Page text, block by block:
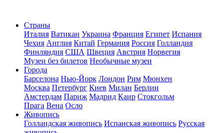
Страны
Италия Ватикан Украина Франция Египет Испания
Чехия Англия Китай Германия Россия Голландия
Финляндия США Швеция Австрия Норвегия
Музеи без билетов Необычные музеи
Города
Барселона Нью-Йорк Лондон Рим Мюнхен
Москва Петербург Киев Милан Берлин
Амстердам Париж Мадрид Каир Стокгольм
Прага Вена Осло
Живопись
Голландская живопись Испанская живопись Русская